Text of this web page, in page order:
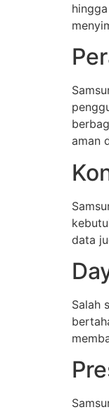
aman
data
Salah